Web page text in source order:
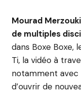
Mourad Merzouki
de multiples
dans Boxe Boxe,
Ti, la vidéo à
notamment avec
d’ouvrir de